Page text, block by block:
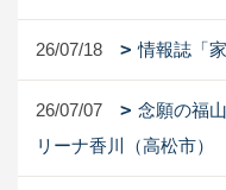
26/07/18 情報誌「
26/07/07
念願の福
リーナ香川（高松市）